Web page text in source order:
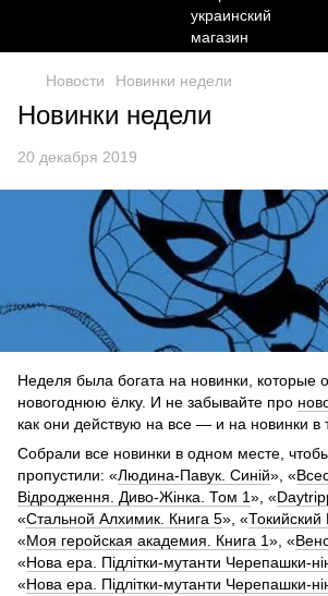
Новости Новинки недели
Новинки недели
20 декабря 2019
Неделя была богата на новинки, которые
новогоднюю ёлку. И не забывайте про
как они действую на все — и на новинки в
Собрали все новинки в одном месте,
пропустили: «Людина-Павук. Синій», «
Відродження. Диво-Жінка. Том 1», «
«Стальной Алхимик. Книга 5», «Токийский
«Моя геройская академия. Книга 1», «
«Нова ера. Підлітки-мутанти Черепашки-
«Нова ера. Підлітки-мутанти Черепашки-